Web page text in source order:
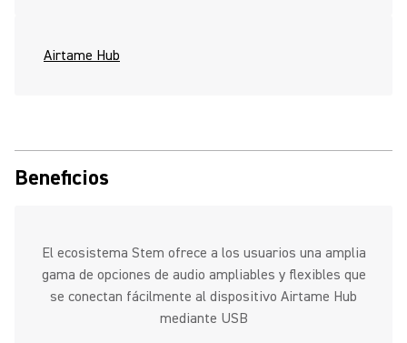
Airtame Hub
Beneficios
El ecosistema Stem ofrece a los usuarios una amplia
gama de opciones de audio ampliables y flexibles que
se conectan fácilmente al dispositivo Airtame Hub
mediante USB